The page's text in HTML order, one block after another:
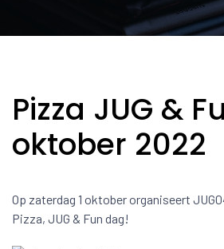
Pizza JUG &
oktober 2022
Op zaterdag 1 oktober organiseert
Pizza, JUG & Fun dag!